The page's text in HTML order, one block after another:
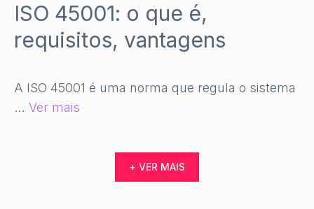
ISO 45001: o que é,
requisitos, vantagens
A ISO 45001 é uma norma que regula o sistema
… Ver mais
+ VER MAIS